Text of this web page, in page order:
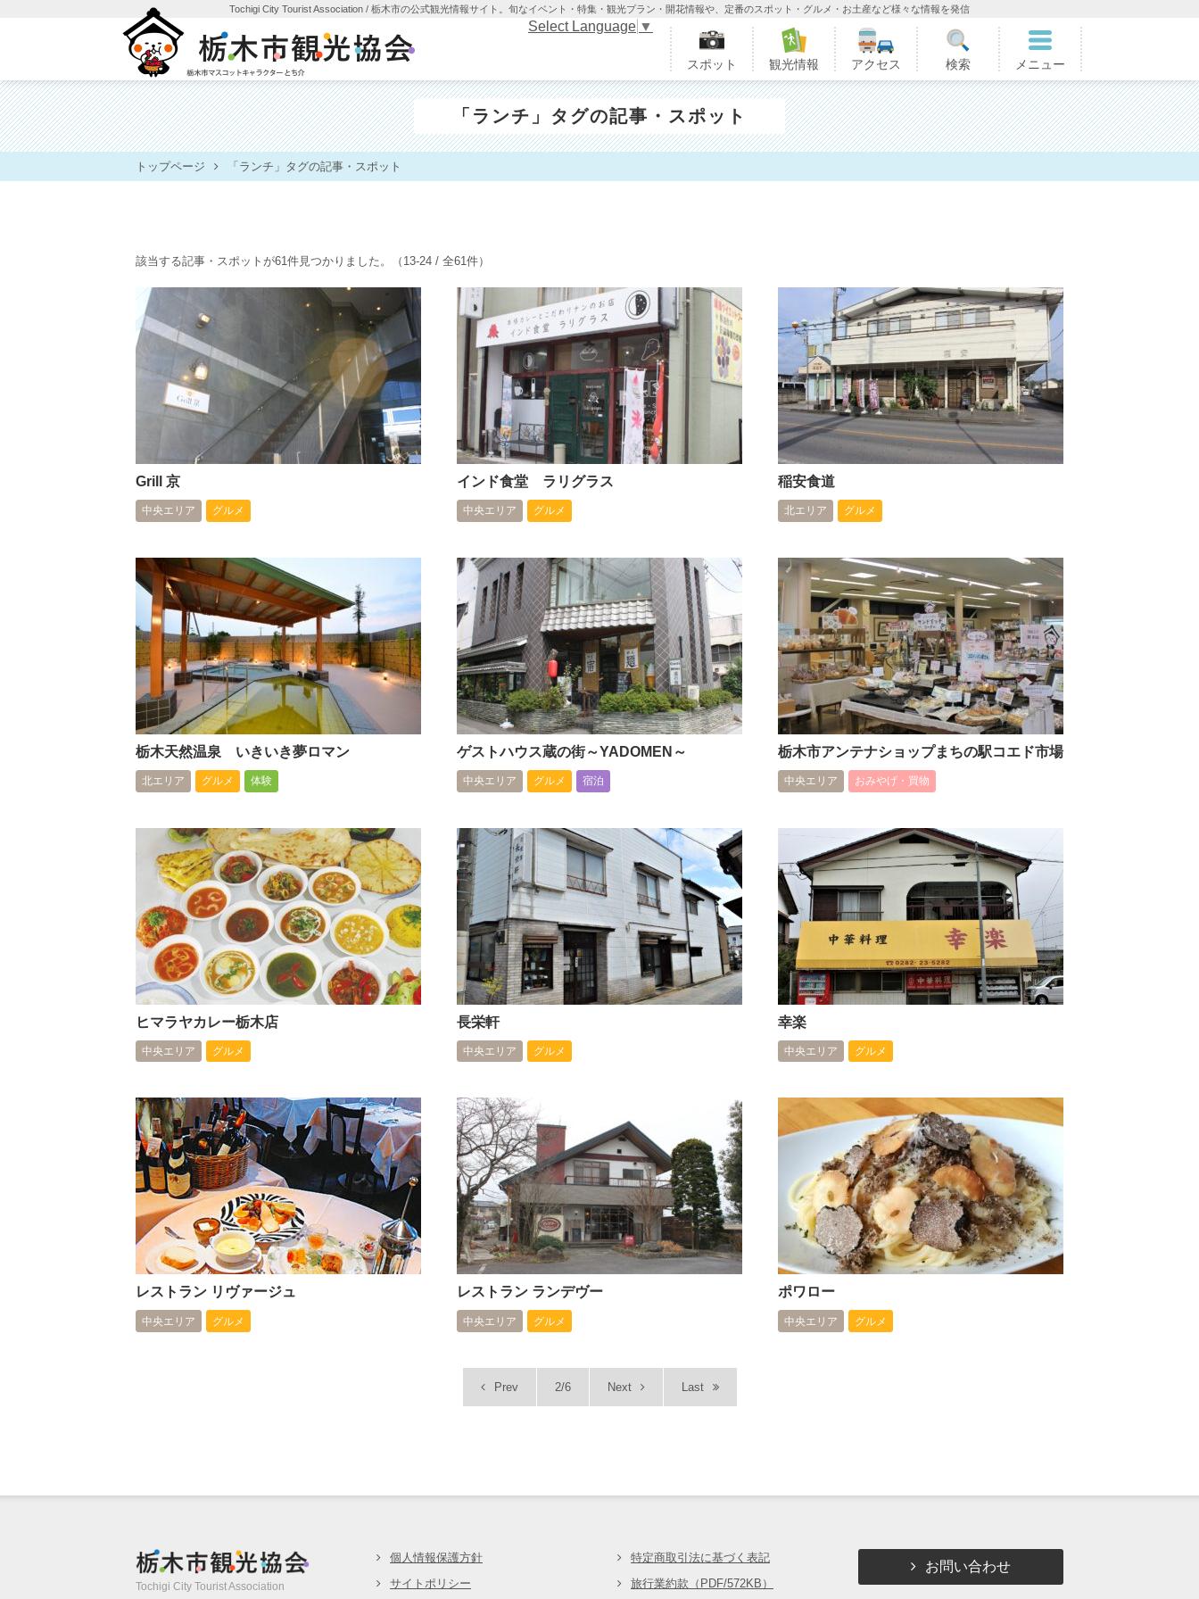
Tochigi City Tourist Association / 栃木市の公式観光情報サイト。旬なイベント・特集・観光プラン・開花情報や、定番のスポット・グルメ・お土産など様々な情報を発信
栃木市観光協会
スポット 観光情報 アクセス 検索 メニュー
Select Language ▼
「ランチ」タグの記事・スポット
トップページ 「ランチ」タグの記事・スポット
該当する記事・スポットが61件見つかりました。 （13-24 / 全61件）
Grill 京
中央エリア グルメ
インド食堂 ラリグラス
中央エリア グルメ
稲安食道
北エリア グルメ
栃木天然温泉 いきいき夢ロマン
北エリア グルメ 体験
ゲストハウス蔵の街～YADOMEN～
中央エリア グルメ 宿泊
栃木市アンテナショップまちの駅コエド市場
中央エリア おみやげ・買物
ヒマラヤカレー栃木店
中央エリア グルメ
長栄軒
中央エリア グルメ
幸楽
中央エリア グルメ
レストラン リヴァージュ
中央エリア グルメ
レストラン ランデヴー
中央エリア グルメ
ポワロー
中央エリア グルメ
Prev 2/6 Next Last
栃木市観光協会
Tochigi City Tourist Association
個人情報保護方針
サイトポリシー
特定商取引法に基づく表記
旅行業約款（PDF/572KB）
お問い合わせ